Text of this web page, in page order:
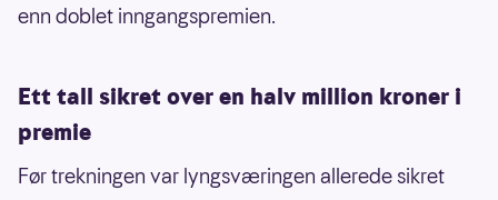
enn doblet inngangspremien.
Ett tall sikret over en halv million kroner i
premie
Før trekningen var lyngsværingen allerede sikret